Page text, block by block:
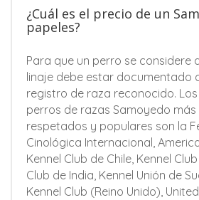
¿Cuál es el precio de un
papeles?
Para que un perro se considere
linaje debe estar documentado
registro de raza reconocido.
perros de razas Samoyedo
respetados y populares son la
Cinológica Internacional,
Kennel Club de Chile, Kennel
Club de India, Kennel Unión de
Kennel Club (Reino Unido),